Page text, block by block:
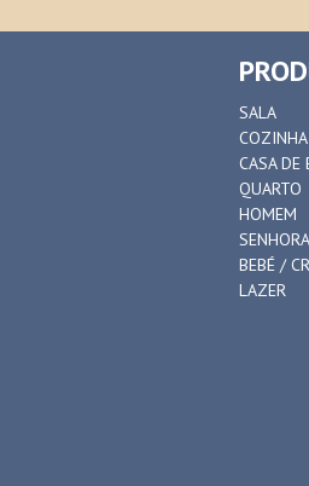
SALA
COZINHA
CASA DE
QUARTO
HOMEM
SENHORA
BEBÉ /
LAZER